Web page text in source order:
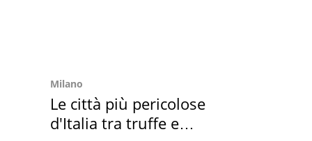
Milano
Le città più pericolose
d'Italia tra truffe e